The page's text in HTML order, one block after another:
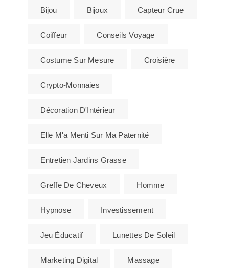
Bijou Bijoux Capteur Crue
Coiffeur Conseils Voyage
Costume Sur Mesure Croisière
Crypto-Monnaies
Décoration D'Intérieur
Elle M'a Menti Sur Ma Paternité
Entretien Jardins Grasse
Greffe De Cheveux Homme
Hypnose Investissement
Jeu Éducatif Lunettes De Soleil
Marketing Digital Massage